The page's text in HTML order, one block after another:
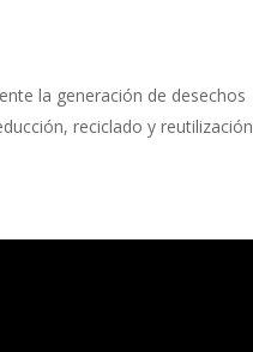
la generación de desechos
reciclado y reutilización